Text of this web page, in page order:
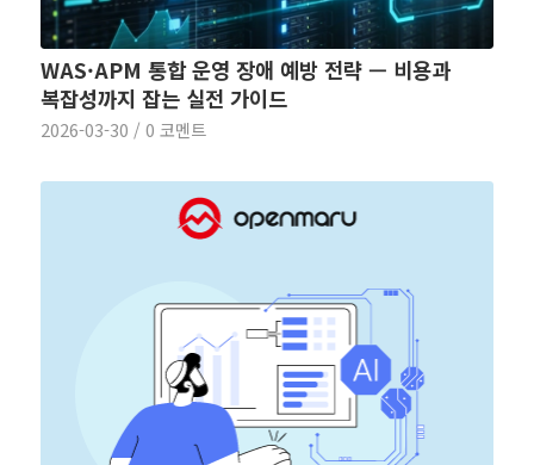
WAS·APM 통합 운영 장애 예방 전략 — 비용과
복잡성까지 잡는 실전 가이드
2026-03-30 / 0 코멘트